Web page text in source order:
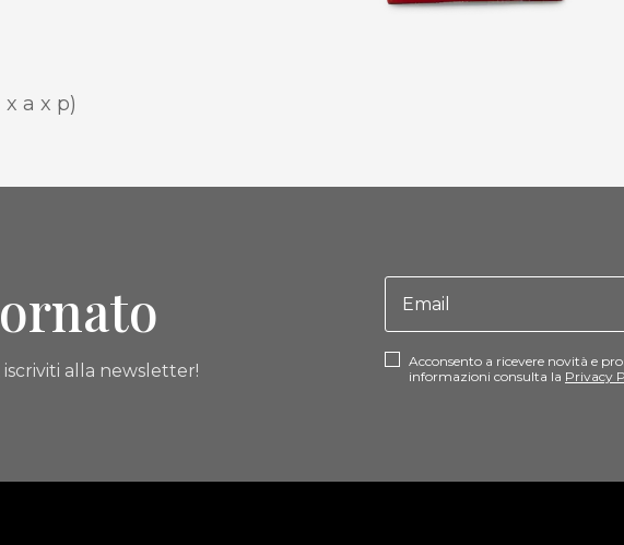
x a x p)
alla newsletter!
Acconsento a ricevere novità e
informazioni consulta la Privacy